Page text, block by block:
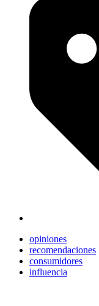
opiniones
recomendaciones
consumidores
influencia